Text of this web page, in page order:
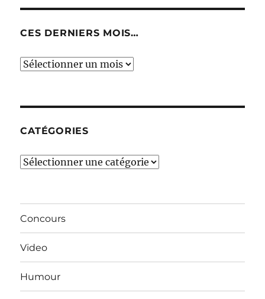
CES DERNIERS MOIS…
Ces
CATÉGORIES
Catégories
Concours
Video
Humour